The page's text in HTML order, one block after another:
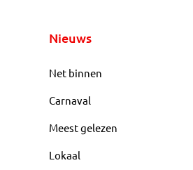
Nieuws
Net binnen
Carnaval
Meest gelezen
Lokaal